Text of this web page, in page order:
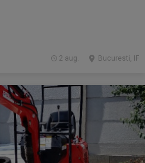
Bucuresti, IF
2 aug.